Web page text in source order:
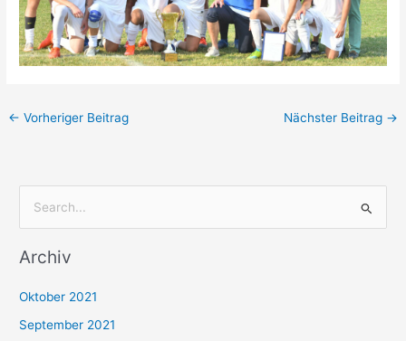
← Vorheriger Beitrag Nächster Beitrag →
c
n
Archiv
Oktober 2021
September 2021